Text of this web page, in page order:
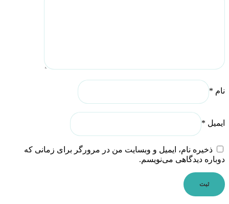
نام *
ایمیل *
ذخیره نام، ایمیل و وبسایت من در مرورگر برای زمانی که
دوباره دیدگاهی می‌نویسم.